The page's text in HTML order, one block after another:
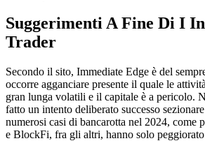
Suggerimenti A Fine Di I
Trader
Secondo il sito, Immediate Edge è del
occorre agganciare presente il quale le
gran lunga volatili e il capitale è a pericolo.
fatto un intento deliberato successo
numerosi casi di bancarotta nel 2024, come
e BlockFi, fra gli altri, hanno solo peggiorato